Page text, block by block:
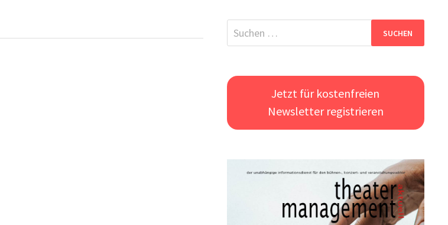
Suchen
nach:
Jetzt für kostenfreien
Newsletter registrieren